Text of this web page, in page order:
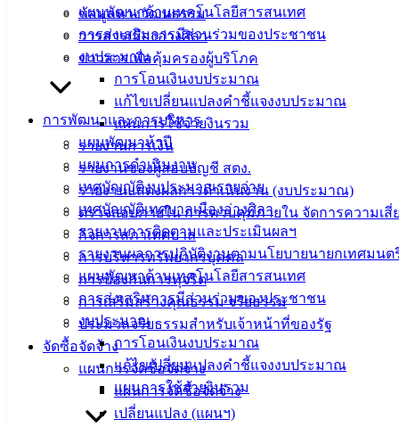
แผนพัฒนาด้านเทคโนโลยีสารสนเทศ
การส่งเสริมการมีส่วนร่วมของประชาชน
งบประมาณ
การโอนเงินงบประมาณ
แก้ไขเปลี่ยนแปลงคำชี้แจงงบประมาณ
แผนการใช้จ่ายงินรวม
รายงานการเงิน
รายงานของผู้สอบบัญชี สตง.
รายงานแสดงผลการดำเนินงาน (งบประมาณ)
ตรวจสอบภายใน การควบคุมภายใน จัดการความเสี่
กิจการสภาเทศบาล
การบริหารทรัพยากรบุคคล
การป้องกันการทุจริต
การเสริมสร้างคุณธรรม จริยธรรม
ประมวลจริยธรรมสำหรับเจ้าหน้าที่ของรัฐ
จัดซื้อจัดจ้าง
แผนการจัดซื้อจัดจ้าง
แผนการจัดซื้อจัดจ้าง
เปลี่ยนแปลง (แผนฯ)
ข้อมูลทางวัฒนธรรม
วารสารเมืองอ่างศิลา
ข่าวสารเพื่อคุ้มครองผู้บริโภค
การพัฒนาและการบริหาร
แผนพัฒนาห้าปี
แผนการดำเนินงาน
เทศบัญญัติงบประมาณรายจ่าย
เทศบัญญัติเทศบาลเมืองอ่างศิลา
รายงานการติดตามและประเมินผลฯ
รายงานผลการปฏิบัติงานตามนโยบายนายกเทศมนต
แผนพัฒนาด้านเทคโนโลยีสารสนเทศ
การส่งเสริมการมีส่วนร่วมของประชาชน
งบประมาณ
การโอนเงินงบประมาณ
แก้ไขเปลี่ยนแปลงคำชี้แจงงบประมาณ
แผนการใช้จ่ายงินรวม
: งานบริการและเผยแพร่วิชาการ กองยุทธศาสตร์และงบ
ประมาณ ทม.อ่างศิลา